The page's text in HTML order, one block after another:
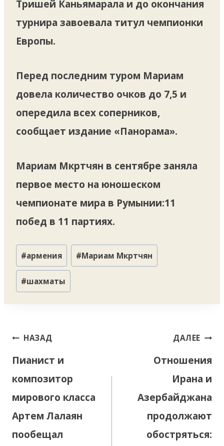
Тришей Каньямарала и до окончания
турнира завоевала титул чемпионки
Европы.
Перед последним туром Мариам
довела количество очков до 7,5 и
опередила всех соперников,
сообщает издание «Панорама».
Мариам Мкртчян в сентябре заняла
первое место на юношеском
чемпионате мира в Румынии:11
побед в 11 партиях.
Метки
записи:
#армения #Мариам Мкртчян
#шахматы
Навигация
записям
НАЗАД
Пианист и
композитор
мирового класса
Артем Лалаян
пообещал
ДАЛЕЕ
Отношения
Ирана и
Азербайджана
продолжают
обостряться: